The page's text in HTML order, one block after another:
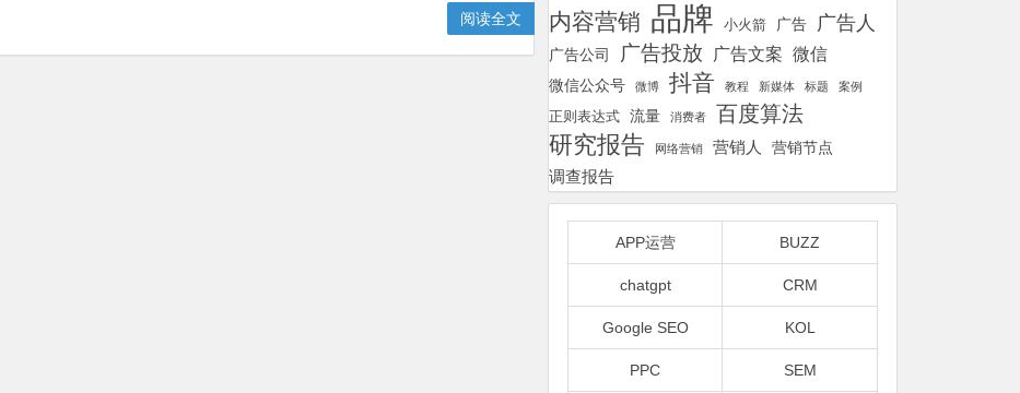
阅读全文 内容营销 品牌 小火箭 广告 广告人
广告公司 广告投放 广告文案 微信
微信公众号 微博 抖音 教程 新媒体 标题 案例
正则表达式 流量 消费者 百度算法
研究报告 网络营销 营销人 营销节点
调查报告
APP运营 BUZZ
chatgpt CRM
Google SEO KOL
PPC SEM